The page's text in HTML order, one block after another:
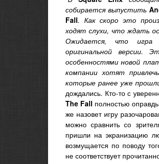
собирается выпустить
Fall. Как скоро это
ходят слухи, что ждать
Ожидается, что
оригинальной версии.
особенностями новой
компании хотят
которые ранее уже
дождались. Кто-то с
The Fall полностью
же назовет игру
можно сравнить со
пришли на экранизацию
возмущается по поводу
не соответствует